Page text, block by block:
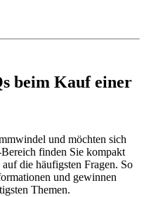
beim Kauf einer
und möchten sich
finden Sie kompakt
die häufigsten Fragen. So
und gewinnen
Themen.